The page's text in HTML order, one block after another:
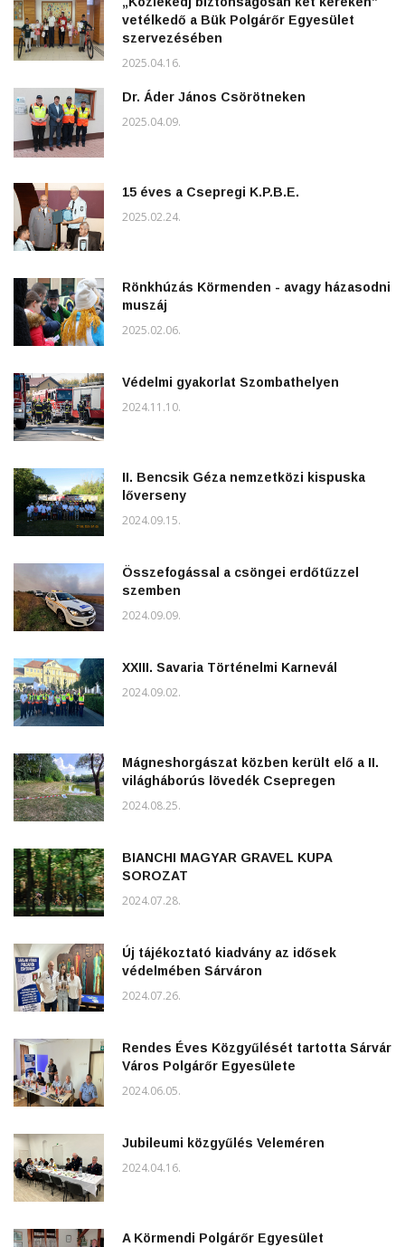
vetélkedő a Bük Polgárőr Egyesület
szervezésében
2025.04.16.
Dr. Áder János Csörötneken
2025.04.09.
15 éves a Csepregi K.P.B.E.
2025.02.24.
Rönkhúzás Körmenden - avagy házasodni
muszáj
2025.02.06.
Védelmi gyakorlat Szombathelyen
2024.11.10.
II. Bencsik Géza nemzetközi kispuska
lőverseny
2024.09.15.
Összefogással a csöngei erdőtűzzel
szemben
2024.09.09.
XXIII. Savaria Történelmi Karnevál
2024.09.02.
Mágneshorgászat közben került elő a II.
világháborús lövedék Csepregen
2024.08.25.
BIANCHI MAGYAR GRAVEL KUPA
SOROZAT
2024.07.28.
Új tájékoztató kiadvány az idősek
védelmében Sárváron
2024.07.26.
Rendes Éves Közgyűlését tartotta Sárvár
Város Polgárőr Egyesülete
2024.06.05.
Jubileumi közgyűlés Veleméren
2024.04.16.
A Körmendi Polgárőr Egyesület